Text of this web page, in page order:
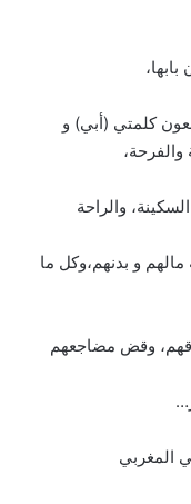
كلمتي (أبي) و
والراحة
و بدنهم،وكل ما
وقض مضاجعهم
المغربي